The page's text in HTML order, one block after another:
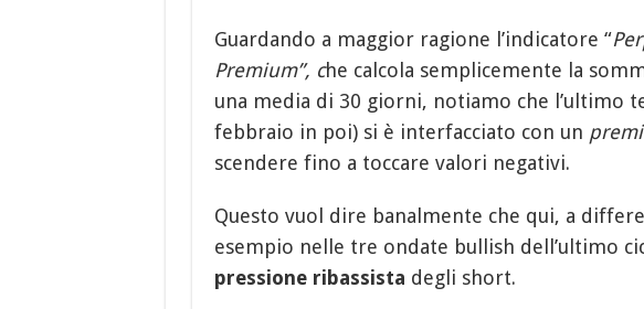
Guardando a maggior ragione l’indicatore “
Premium”, che calcola semplicemente la
una media di 30 giorni, notiamo che l’ultimo
febbraio in poi) si è interfacciato con un
scendere fino a toccare valori negativi.
Questo vuol dire banalmente che qui, a
esempio nelle tre ondate bullish dell’ultimo
pressione ribassista degli short.